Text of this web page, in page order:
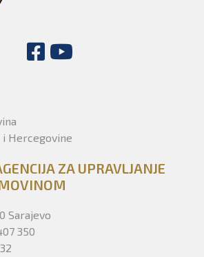
i Hercegovine
ZA UPRAVLJANJE
Sarajevo
350